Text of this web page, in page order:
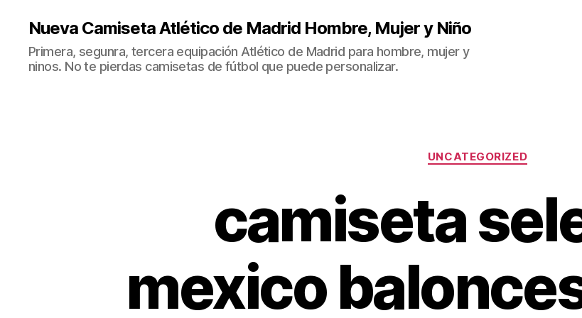
Nueva Camiseta Atlético de Madrid Hombre, Mujer y Niño
Primera, segunra, tercera equipación Atlético de Madrid para hombre, mujer y
ninos. No te pierdas camisetas de fútbol que puede personalizar.
Categorías
UNCATEGORIZED
camiseta
mexico